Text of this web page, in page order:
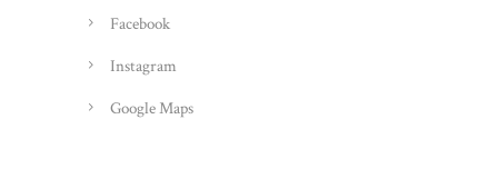
Facebook
Instagram
Google Maps